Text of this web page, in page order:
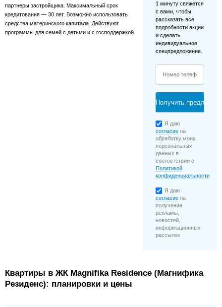
1 минуту свяжется
с вами, чтобы
рассказать все
подробности акции
и сделать
индивидуальное
спецпредложение.
Я даю
согласие на
обработку моих
персональных
данных в
соответствии с
Политикой
конфиденциальности
Я даю
согласие на
получение
рекламы,
новостей,
информационных
рассылок
партнеры застройщика. Максимальный срок
кредитования — 30 лет. Возможно использовать
средства материнского капитала. Действуют
программы для семей с детьми и с господдержкой.
Квартиры в ЖК Magnifika Residence (Магнифика
Резиденс): планировки и цены